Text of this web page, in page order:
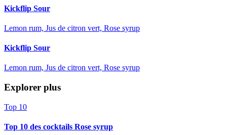
Kickflip Sour
Lemon rum, Jus de citron vert, Rose syrup
Kickflip Sour
Lemon rum, Jus de citron vert, Rose syrup
Explorer plus
Top 10
Top 10 des cocktails Rose syrup